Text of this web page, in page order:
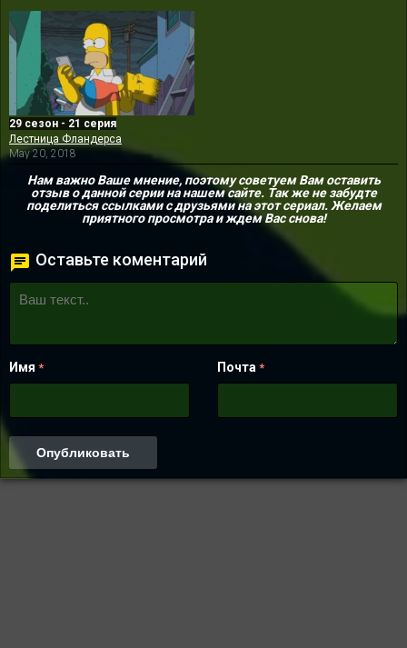
29 сезон - 21 серия
Лестница Фландерса
May 20, 2018
Нам важно Ваше мнение, поэтому советуем Вам оставить
отзыв о данной серии на нашем сайте. Так же не забудте
поделиться ссылками с друзьями на этот сериал. Желаем
приятного просмотра и ждем Вас снова!
Оставьте коментарий
Имя * Почта *